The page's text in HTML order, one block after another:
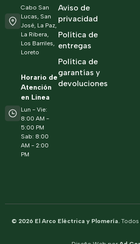
Aviso de
privacidad
Política de
entregas
Política de
garantías y
devoluciones
Cabo San
Lucas, San
José, La Paz,
La Ribera,
Los Barriles,
Loreto
Horario de
Atención
en Linea
Lun - Vie:
8:00 AM -
5:00 PM
Sab: 8:00
AM - 2:00
PM
© 2026 El Arco Eléctrica y Plomería. Todos